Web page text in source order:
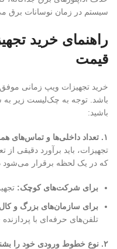
سیستم در زمان نوسانات برق
راهنمای خرید
قیمت
خرید تجهیزات ویپ زمانی
باشد. توجه به چک‌لیست زیر به
باشید:
۱. تعداد داخلی‌ها و تماس‌های
تجهیزات، باید برآورد دقیقی از
که در یک لحظه برقرار می‌شود
برای شرکت‌های کوچک:
برای سازمان‌های بزرگ و
تلفن‌های حرفه‌ای با پردازنده
۲. نوع خطوط ورودی خود را